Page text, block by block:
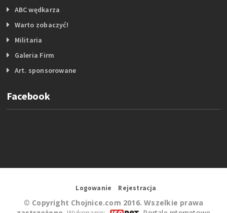
ABC wędkarza
Warto zobaczyć!
Militaria
Galeria Firm
Art. sponsorowane
Facebook
Logowanie Rejestracja
© Copyright Chojnice.com 2016. Wszelkie prawa